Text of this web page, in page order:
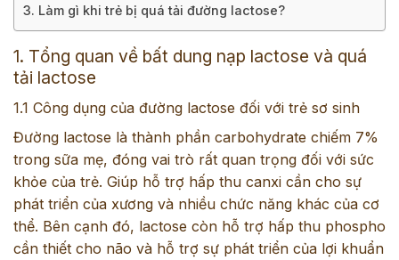
3. Làm gì khi trẻ bị quá tải đường lactose?
1. Tổng quan về bất dung nạp lactose và quá
tải lactose
1.1 Công dụng của đường lactose đối với trẻ sơ sinh
Đường lactose là thành phần carbohydrate chiếm 7%
trong sữa mẹ, đóng vai trò rất quan trọng đối với sức
khỏe của trẻ. Giúp hỗ trợ hấp thu canxi cần cho sự
phát triển của xương và nhiều chức năng khác của cơ
thể. Bên cạnh đó, lactose còn hỗ trợ hấp thu phospho
cần thiết cho não và hỗ trợ sự phát triển của lợi khuẩn